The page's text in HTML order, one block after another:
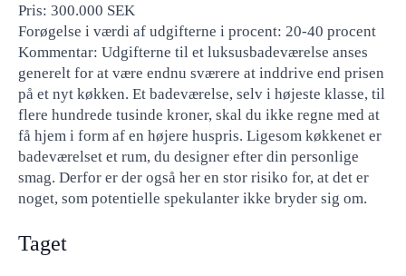
Pris: 300.000 SEK
Forøgelse i værdi af udgifterne i procent: 20-40 procent
Kommentar: Udgifterne til et luksusbadeværelse anses
generelt for at være endnu sværere at inddrive end prisen
på et nyt køkken. Et badeværelse, selv i højeste klasse, til
flere hundrede tusinde kroner, skal du ikke regne med at
få hjem i form af en højere huspris. Ligesom køkkenet er
badeværelset et rum, du designer efter din personlige
smag. Derfor er der også her en stor risiko for, at det er
noget, som potentielle spekulanter ikke bryder sig om.
Taget